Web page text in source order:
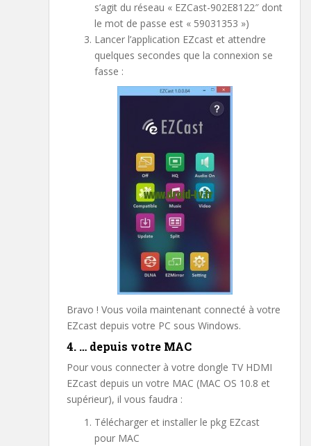
s’agit du réseau « EZCast-902E8122″ dont
le mot de passe est « 59031353 »)
Lancer l’application EZcast et attendre
quelques secondes que la connexion se
fasse :
Bravo ! Vous voila maintenant connecté à votre
EZcast depuis votre PC sous Windows.
4. … depuis votre MAC
Pour vous connecter à votre dongle TV HDMI
EZcast depuis un votre MAC (MAC OS 10.8 et
supérieur), il vous faudra :
Télécharger et installer le pkg EZcast
pour MAC